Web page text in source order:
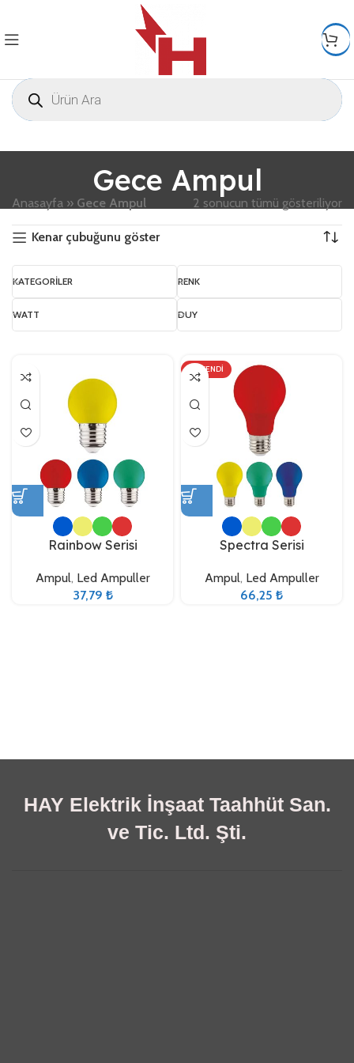
Gece Ampul
Anasayfa » Gece Ampul 2 sonucun tümü gösteriliyor
Kenar çubuğunu göster
KATEGORILER RENK
WATT DUY
Rainbow Serisi
Ampul, Led Ampuller
37,79 ₺
TÜKENDI
Spectra Serisi
Ampul, Led Ampuller
66,25 ₺
HAY Elektrik İnşaat Taahhüt San.
ve Tic. Ltd. Şti.